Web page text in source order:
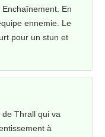
En
ennemie. Le
pour un stun et
Thrall qui va
à